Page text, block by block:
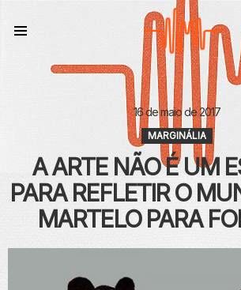
16 de maio de 2017
MARGINÁLIA
A ARTE NÃO É UM
PARA REFLETIR O
MARTELO PARA